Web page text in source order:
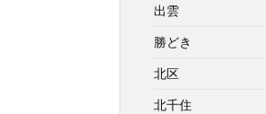
出雲
勝どき
北区
北千住